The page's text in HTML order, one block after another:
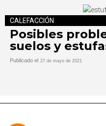
CALEFACCIÓN
Posibles
suelos y
Publicado el 27 de mayo de 2021